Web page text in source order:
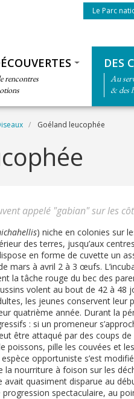
Menu du
Le Parc
rencontres
DES
Au
& des
Goéland leucophée
appelé "gabian" sur les
) niche en colonies sur
des terres, jusqu’aux
en forme de cuvette un
mars à avril 2 à 3 œufs.
la tâche rouge du bec des
volent au bout de 42 à 48
les jeunes conservent leur
quatrième année. Durant la
: si un promeneur
être attaqué par des coups de
poissons, pille les couvées et
opportuniste s’est
la nourriture à foison sur les
avait quasiment disparue au
spectaculaire, au